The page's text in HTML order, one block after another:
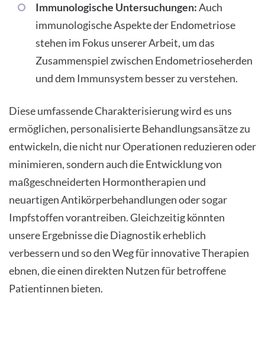
Immunologische Untersuchungen:Auch
immunologische Aspekte der Endometriose
stehen im Fokus unserer Arbeit, um das
Zusammenspiel zwischen Endometrioseherden
und dem Immunsystem besser zu verstehen.
Diese umfassende Charakterisierung wird es uns
ermöglichen, personalisierte Behandlungsansätze zu
entwickeln, die nicht nur Operationen reduzieren oder
minimieren, sondern auch die Entwicklung von
maßgeschneiderten Hormontherapien und
neuartigen Antikörperbehandlungen oder sogar
Impfstoffen vorantreiben. Gleichzeitig könnten
unsere Ergebnisse die Diagnostik erheblich
verbessern und so den Weg für innovative Therapien
ebnen, die einen direkten Nutzen für betroffene
Patientinnen bieten.